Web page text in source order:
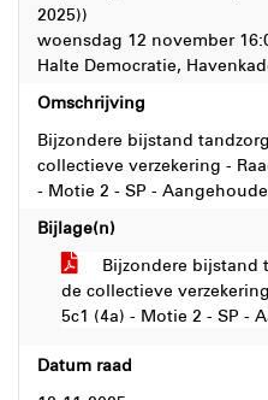
2025))
woensdag 12 november
Halte Democratie,
Omschrijving
Bijzondere bijstand
collectieve verzekering -
- Motie 2 - SP -
Bijlage(n)
Bijzondere bijstand
de collectieve
5c1 (4a) - Motie 2 - SP -
Datum raad